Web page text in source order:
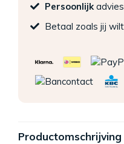
Persoonlijkadvies
Betaal zoals jij
Productomschrijving